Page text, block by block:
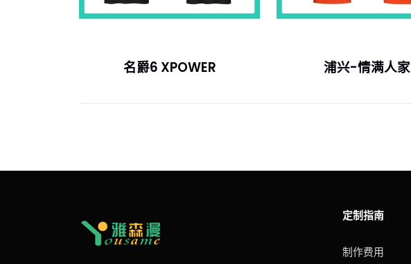
名爵6 XPOWER 浦兴-情满人家
定制指南
制作费用